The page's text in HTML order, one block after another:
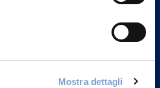
Mostra dettagli